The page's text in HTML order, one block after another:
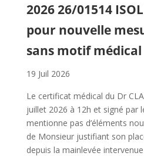
2026 26/01514
pour nouvelle
sans motif médical
19 Juil 2026
Le certificat médical du Dr
juillet 2026 à 12h et signé par
mentionne pas d’éléments
de Monsieur justifiant son
depuis la mainlevée